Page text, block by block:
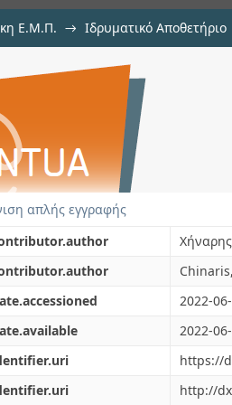
Ε.Μ.Π. → Ιδρυματικό Αποθετήριο
από τα ορυκτά
απλής εγγραφής
2022-
2022-
https://
http://